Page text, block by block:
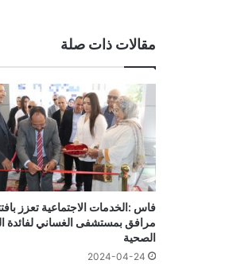
مقالات ذات صلة
فاس :الخدمات الاجتماعية تعزز
مرافق بمستشفى الغساني لفائدة
الصحية
2024-04-24